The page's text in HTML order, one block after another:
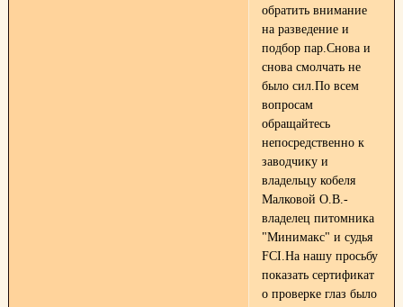
обратить внимание
на разведение и
подбор пар.Снова и
снова смолчать не
было сил.По всем
вопросам
обращайтесь
непосредственно к
заводчику и
владельцу кобеля
Малковой О.В.-
владелец питомника
"Минимакс" и судья
FCI.На нашу просьбу
показать сертификат
о проверке глаз было